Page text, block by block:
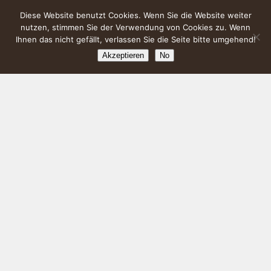
Diese Website benutzt Cookies. Wenn Sie die Website weiter
nutzen, stimmen Sie der Verwendung von Cookies zu. Wenn
Ihnen das nicht gefällt, verlassen Sie die Seite bitte umgehend!
Akzeptieren No